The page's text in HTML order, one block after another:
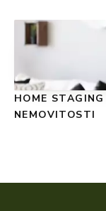
HOME
NEMOVITOSTI